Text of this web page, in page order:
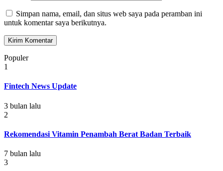
Simpan nama, email, dan situs web saya pada peramban ini
untuk komentar saya berikutnya.
Populer
1
Fintech News Update
3 bulan lalu
2
Rekomendasi Vitamin Penambah Berat Badan Terbaik
7 bulan lalu
3